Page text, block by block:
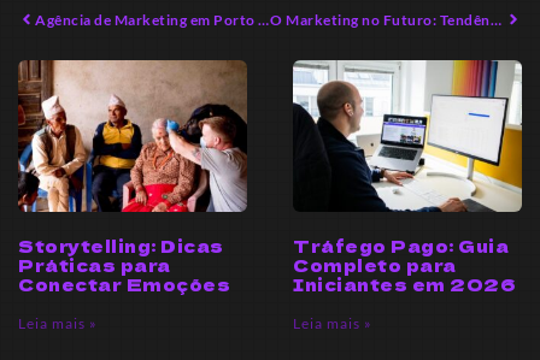
Agência de Marketing em Porto Belo: O Que Você Está Perdendo O Marketing no Futuro: Tendências que Você Ignorou
Storytelling: Dicas
Práticas para
Conectar Emoções
Leia mais »
Tráfego Pago: Guia
Completo para
Iniciantes em 2026
Leia mais »